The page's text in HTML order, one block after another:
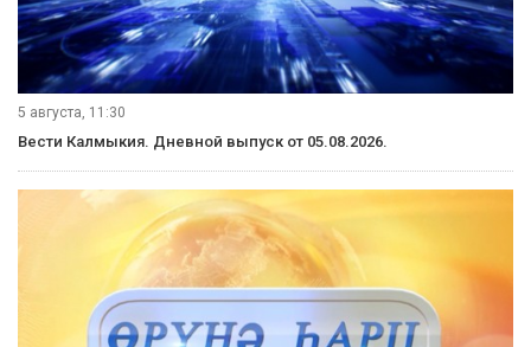
5 августа, 11:30
Вести Калмыкия. Дневной выпуск от 05.08.2026.